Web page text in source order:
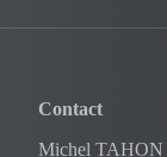
Contact
Michel TAHON